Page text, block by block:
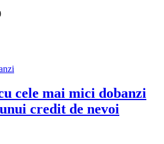
cele mai mici dobanzi
credit de nevoi